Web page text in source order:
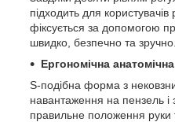
підходить для користувачів
фіксується за допомогою
швидко, безпечно та зручно.
Ергономічна
S-подібна форма з
навантаження на пензель і
правильне положення руки